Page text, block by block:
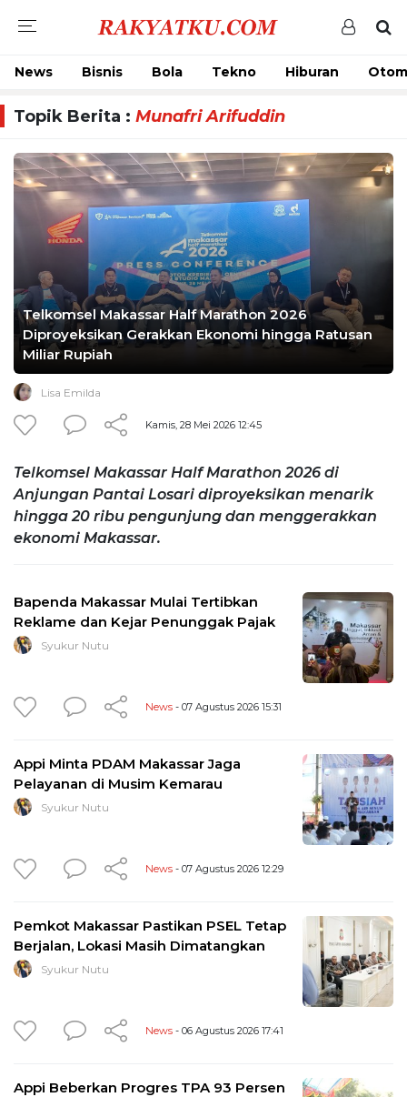
News Bisnis Bola Tekno Hiburan
Topik Berita : Munafri Arifuddin
Telkomsel Makassar Half Marathon 2026
Diproyeksikan Gerakkan Ekonomi hingga Ratusan
Miliar Rupiah
Lisa Emilda
Kamis, 28 Mei 2026 12:45
Telkomsel Makassar Half Marathon 2026 di
Anjungan Pantai Losari diproyeksikan menarik
hingga 20 ribu pengunjung dan menggerakkan
ekonomi Makassar.
Bapenda Makassar Mulai Tertibkan
Reklame dan Kejar Penunggak Pajak
Syukur Nutu
News - 07 Agustus 2026 15:31
Appi Minta PDAM Makassar Jaga
Pelayanan di Musim Kemarau
Syukur Nutu
News - 07 Agustus 2026 12:29
Pemkot Makassar Pastikan PSEL Tetap
Berjalan, Lokasi Masih Dimatangkan
Syukur Nutu
News - 06 Agustus 2026 17:41
Appi Beberkan Progres TPA 93 Persen